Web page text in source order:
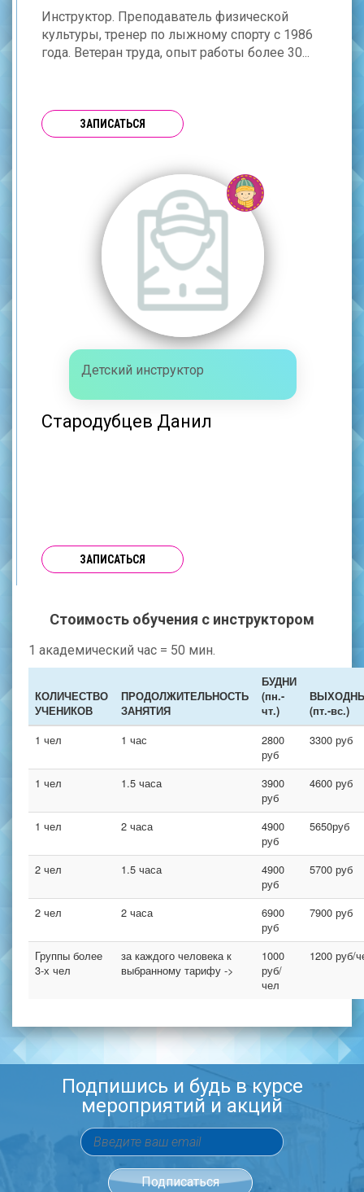
Инструктор. Преподаватель физической
культуры, тренер по лыжному спорту с 1986
года. Ветеран труда, опыт работы более 30...
ЗАПИСАТЬСЯ
Детский инструктор
Стародубцев Данил
ЗАПИСАТЬСЯ
Стоимость обучения с инструктором
1 академический час = 50 мин.
КОЛИЧЕСТВО
УЧЕНИКОВ
ПРОДОЛЖИТЕЛЬНОСТЬ
ЗАНЯТИЯ
БУДНИ
(пн.-
чт.)
(пт.-вс.)
1 чел 1 час
2800
руб
3300 руб
1 чел 1.5 часа
3900
руб
4600 руб
1 чел 2 часа
4900
руб
5650руб
2 чел 1.5 часа
4900
руб
5700 руб
2 чел 2 часа
6900
руб
7900 руб
Группы более
3-х чел
за каждого человека к
выбранному тарифу ->
1000
руб/
чел
1200 руб/
Подпишись и будь в курсе
мероприятий и акций